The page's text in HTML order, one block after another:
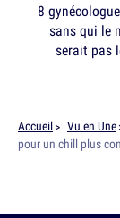
8
sans qui le
serait pas
Accueil Vu en Une
pour un chill plus